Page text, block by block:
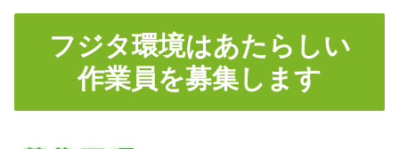
フジタ環境はあたらしい
作業員を募集します